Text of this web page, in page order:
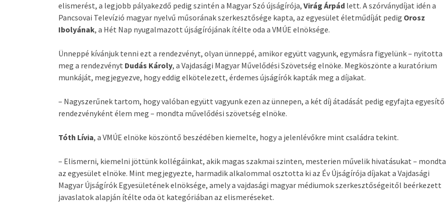
elismerést, a legjobb pályakezdő pedig szintén a Magyar Szó újságírója, Virág Árpád lett. A szórványdíjat idén a
Pancsovai Televízió magyar nyelvű műsorának szerkesztősége kapta, az egyesület életműdíját pedig Orosz
Ibolyának, a Hét Nap nyugalmazott újságírójának ítélte oda a VMÚE elnöksége.
Ünneppé kívánjuk tenni ezt a rendezvényt, olyan ünneppé, amikor együtt vagyunk, egymásra figyelünk – nyitotta
meg a rendezvényt Dudás Károly, a Vajdasági Magyar Művelődési Szövetség elnöke. Megköszönte a kuratórium
munkáját, megjegyezve, hogy eddig elkötelezett, érdemes újságírók kapták meg a díjakat.
– Nagyszerűnek tartom, hogy valóban együtt vagyunk ezen az ünnepen, a két díj átadását pedig egyfajta egyesítő
rendezvényként élem meg – mondta művelődési szövetség elnöke.
Tóth Lívia, a VMÚE elnöke köszöntő beszédében kiemelte, hogy a jelenlévőkre mint családra tekint.
– Elismerni, kiemelni jöttünk kollégáinkat, akik magas szakmai szinten, mesterien művelik hivatásukat – mondta
az egyesület elnöke. Mint megjegyezte, harmadik alkalommal osztotta ki az Év Újságírója díjakat a Vajdasági
Magyar Újságírók Egyesületének elnöksége, amely a vajdasági magyar médiumok szerkesztőségeitől beérkezett
javaslatok alapján ítélte oda öt kategóriában az elismeréseket.